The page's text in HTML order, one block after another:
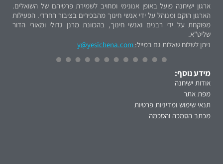
ארגון ישיחנה פועל באופן אנונימי ומחויב לשמירת פרטיהם של השואלים.
הארגון הוקם ומנוהל על ידי אנשי חינוך מהבכירים בציבור החרדי. הפעילות
מפוקחת על ידי רבנים ואנשי חינוך, בהכוונת מרנן גדולי ומאורי הדור
שליט"א.
ניתן לשלוח שאלות גם במייל: y@yesichena.com
מידע נוסף:
אודות ישיחנה
מפת אתר
תנאי שימוש ומדיניות פרטיות
מכתב הסמכה והסכמה